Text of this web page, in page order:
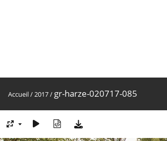
Accueil/2017/ gr-harze-020717-085